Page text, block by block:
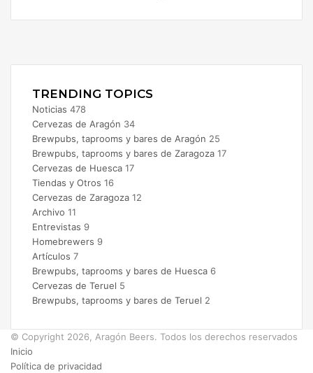
TRENDING TOPICS
Noticias 478
Cervezas de Aragón 34
Brewpubs, taprooms y bares de Aragón 25
Brewpubs, taprooms y bares de Zaragoza 17
Cervezas de Huesca 17
Tiendas y Otros 16
Cervezas de Zaragoza 12
Archivo 11
Entrevistas 9
Homebrewers 9
Artículos 7
Brewpubs, taprooms y bares de Huesca 6
Cervezas de Teruel 5
Brewpubs, taprooms y bares de Teruel 2
© Copyright 2026, Aragón Beers. Todos los derechos reservados
Inicio
Política de privacidad